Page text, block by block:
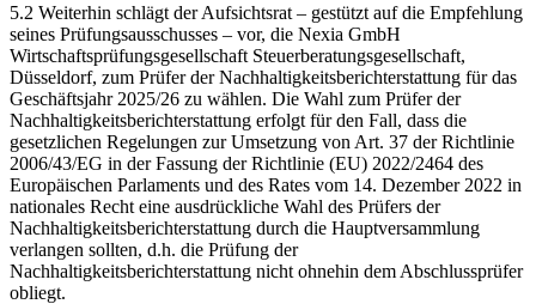
5.2 Weiterhin schlägt der Aufsichtsrat – gestützt auf die Empfehlung
seines Prüfungsausschusses – vor, die Nexia GmbH
Wirtschaftsprüfungsgesellschaft Steuerberatungsgesellschaft,
Düsseldorf, zum Prüfer der Nachhaltigkeitsberichterstattung für das
Geschäftsjahr 2025/26 zu wählen. Die Wahl zum Prüfer der
Nachhaltigkeitsberichterstattung erfolgt für den Fall, dass die
gesetzlichen Regelungen zur Umsetzung von Art. 37 der Richtlinie
2006/43/EG in der Fassung der Richtlinie (EU) 2022/2464 des
Europäischen Parlaments und des Rates vom 14. Dezember 2022 in
nationales Recht eine ausdrückliche Wahl des Prüfers der
Nachhaltigkeitsberichterstattung durch die Hauptversammlung
verlangen sollten, d.h. die Prüfung der
Nachhaltigkeitsberichterstattung nicht ohnehin dem Abschlussprüfer
obliegt.